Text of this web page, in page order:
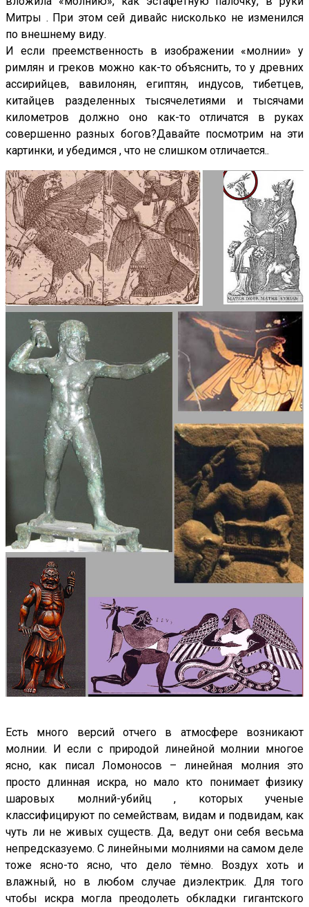
Митры . При этом сей дивайс нисколько не изменился
по внешнему виду.
И если преемственность в изображении «молнии» у
римлян и греков можно как-то объяснить, то у древних
ассирийцев, вавилонян, египтян, индусов, тибетцев,
китайцев разделенных тысячелетиями и тысячами
километров должно оно как-то отличатся в руках
совершенно разных богов?Давайте посмотрим на эти
картинки, и убедимся , что не слишком отличается..
Есть много версий отчего в атмосфере возникают
молнии. И если с природой линейной молнии многое
ясно, как писал Ломоносов – линейная молния это
просто длинная искра, но мало кто понимает физику
шаровых молний-убийц , которых ученые
классифицируют по семействам, видам и подвидам, как
чуть ли не живых существ. Да, ведут они себя весьма
непредсказуемо. С линейными молниями на самом деле
тоже ясно-то ясно, что дело тёмно. Воздух хоть и
влажный, но в любом случае диэлектрик. Для того
чтобы искра могла преодолеть обкладки гигантского